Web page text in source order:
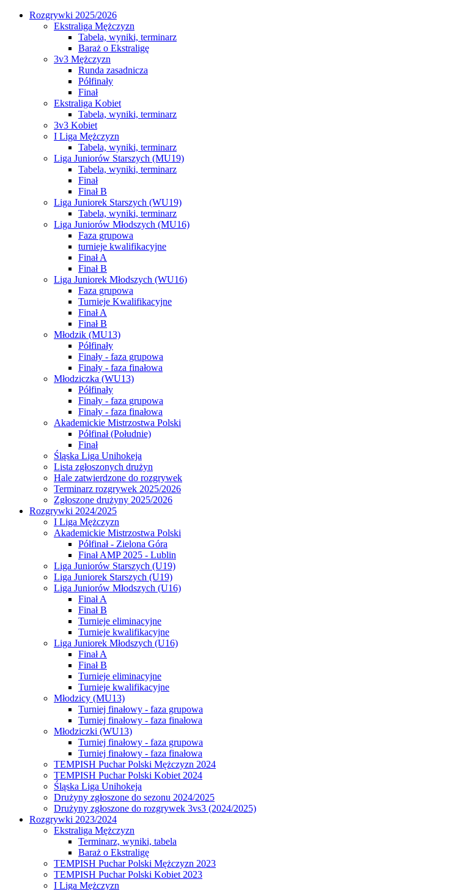
Rozgrywki 2025/2026
Ekstraliga Mężczyzn
Tabela, wyniki, terminarz
Baraż o Ekstraligę
3v3 Mężczyzn
Runda zasadnicza
Półfinały
Finał
Ekstraliga Kobiet
Tabela, wyniki, terminarz
3v3 Kobiet
I Liga Mężczyzn
Tabela, wyniki, terminarz
Liga Juniorów Starszych (MU19)
Tabela, wyniki, terminarz
Finał
Finał B
Liga Juniorek Starszych (WU19)
Tabela, wyniki, terminarz
Liga Juniorów Młodszych (MU16)
Faza grupowa
turnieje kwalifikacyjne
Finał A
Finał B
Liga Juniorek Młodszych (WU16)
Faza grupowa
Turnieje Kwalifikacyjne
Finał A
Finał B
Młodzik (MU13)
Półfinały
Finały - faza grupowa
Finały - faza finałowa
Młodziczka (WU13)
Półfinały
Finały - faza grupowa
Finały - faza finałowa
Akademickie Mistrzostwa Polski
Półfinał (Południe)
Finał
Śląska Liga Unihokeja
Lista zgłoszonych drużyn
Hale zatwierdzone do rozgrywek
Terminarz rozgrywek 2025/2026
Zgłoszone drużyny 2025/2026
Rozgrywki 2024/2025
I Liga Mężczyzn
Akademickie Mistrzostwa Polski
Półfinał - Zielona Góra
Finał AMP 2025 - Lublin
Liga Juniorów Starszych (U19)
Liga Juniorek Starszych (U19)
Liga Juniorów Młodszych (U16)
Finał A
Finał B
Turnieje eliminacyjne
Turnieje kwalifikacyjne
Liga Juniorek Młodszych (U16)
Finał A
Finał B
Turnieje eliminacyjne
Turnieje kwalifikacyjne
Młodzicy (MU13)
Turniej finałowy - faza grupowa
Turniej finałowy - faza finałowa
Młodziczki (WU13)
Turniej finałowy - faza grupowa
Turniej finałowy - faza finałowa
TEMPISH Puchar Polski Mężczyzn 2024
TEMPISH Puchar Polski Kobiet 2024
Śląska Liga Unihokeja
Drużyny zgłoszone do sezonu 2024/2025
Drużyny zgłoszone do rozgrywek 3vs3 (2024/2025)
Rozgrywki 2023/2024
Ekstraliga Mężczyzn
Terminarz, wyniki, tabela
Baraż o Ekstraligę
TEMPISH Puchar Polski Mężczyzn 2023
TEMPISH Puchar Polski Kobiet 2023
I Liga Mężczyzn